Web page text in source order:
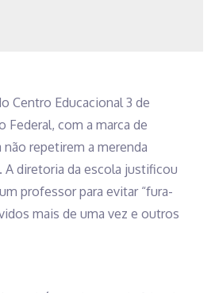
Centro Educacional 3 de
Federal, com a marca de
não repetirem a merenda
A diretoria da escola justificou
professor para evitar “fura-
mais de uma vez e outros